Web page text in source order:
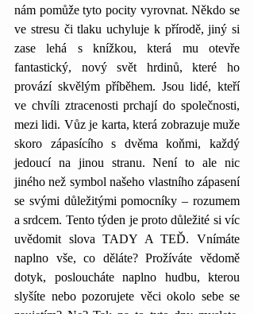
nám pomůže tyto pocity vyrovnat. Někdo se
ve stresu či tlaku uchyluje k přírodě, jiný si
zase lehá s knížkou, která mu otevře
fantastický, nový svět hrdinů, které ho
provází skvělým příběhem. Jsou lidé, kteří
ve chvíli ztracenosti prchají do společnosti,
mezi lidi. Vůz je karta, která zobrazuje muže
skoro zápasícího s dvěma koňmi, každý
jedoucí na jinou stranu. Není to ale nic
jiného než symbol našeho vlastního zápasení
se svými důležitými pomocníky – rozumem
a srdcem. Tento týden je proto důležité si víc
uvědomit slova TADY A TEĎ. Vnímáte
naplno vše, co děláte? Prožíváte vědomě
dotyk, posloucháte naplno hudbu, kterou
slyšíte nebo pozorujete věci okolo sebe se